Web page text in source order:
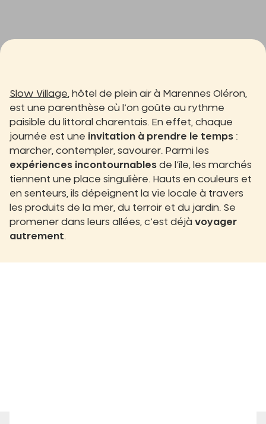
Slow Village , hôtel de plein air à Marennes Oléron,
est une parenthèse où l’on goûte au rythme
paisible du littoral charentais. En effet, chaque
journée est une invitation à prendre le temps :
marcher, contempler, savourer. Parmi les
expériences incontournables de l’île, les marchés
tiennent une place singulière. Hauts en couleurs et
en senteurs, ils dépeignent la vie locale à travers
les produits de la mer, du terroir et du jardin. Se
promener dans leurs allées, c’est déjà voyager
autrement.